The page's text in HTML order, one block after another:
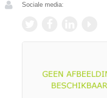
Sociale media: